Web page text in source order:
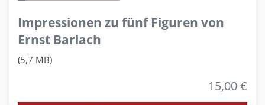
Impressionen zu fünf Figuren von
Ernst Barlach
(5,7 MB)
15,00 €